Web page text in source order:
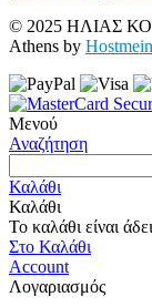
© 2025 ΗΛΙΑΣ
Athens by Hostmein
Μενού
Αναζήτηση
Καλάθι
Καλάθι
Το καλάθι είναι
Στο Καλάθι
Account
Λογαριασμός